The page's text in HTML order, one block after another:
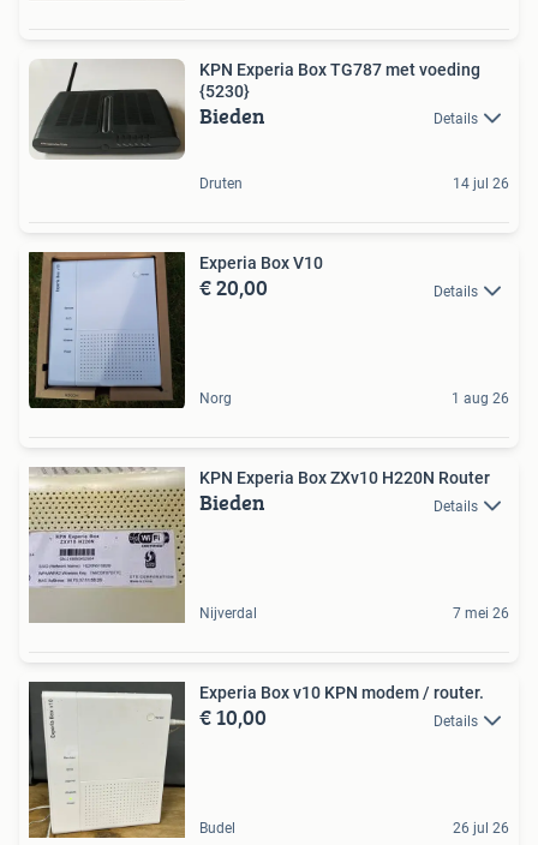
KPN Experia Box TG787 met voeding
{5230}
Bieden Details
Druten 14 jul 26
Experia Box V10
€ 20,00 Details
Norg 1 aug 26
KPN Experia Box ZXv10 H220N Router
Bieden Details
Nijverdal 7 mei 26
Experia Box v10 KPN modem / router.
€ 10,00 Details
Budel 26 jul 26